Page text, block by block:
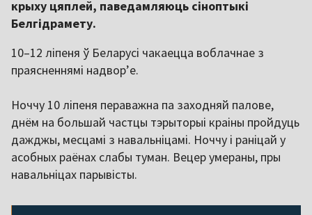
крыху цяплей, паведамляюць сіноптыкі
Белгідрамету.
10–12 ліпеня ў Беларусі чакаецца воблачнае з
праясненнямі надворʼе.
Ноччу 10 ліпеня пераважна па заходняй палове,
днём на большай частцы тэрыторыі краіны пройдуць
дажджы, месцамі з навальніцамі. Ноччу і раніцай у
асобных раёнах слабы туман. Вецер умераны, пры
навальніцах парывісты.